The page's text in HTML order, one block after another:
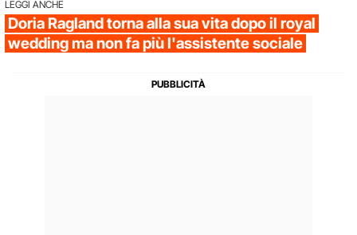
LEGGI ANCHE
Doria Ragland torna alla sua vita dopo il royal
wedding ma non fa più l'assistente sociale